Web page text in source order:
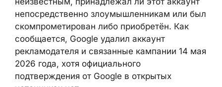
неизвестным, принадлежал ли этот аккаунт
непосредственно злоумышленникам или
был скомпрометирован либо приобретён.
Как сообщается, Google удалил аккаунт
рекламодателя и связанные кампании 14
мая 2026 года, хотя официального
подтверждения от Google в открытых